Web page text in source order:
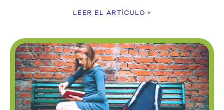
LEER EL ARTÍCULO >